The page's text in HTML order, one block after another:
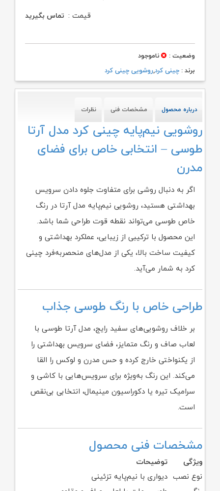
قیمت : تماس بگیرید
وضعیت :
ناموجود
برند : چینی کرد,روشویی چینی کرد
درباره محصول مشخصات فنی نظرات
روشویی نیم‌پایه چینی کرد مدل آرتا
طوسی – انتخابی خاص برای فضای
مدرن
اگر به دنبال روشی برای متفاوت جلوه دادن سرویس
بهداشتی هستید، روشویی نیم‌پایه مدل آرتا در رنگ
خاص طوسی می‌تواند نقطه قوت طراحی شما باشد.
این محصول با ترکیبی از زیبایی، عملکرد بهداشتی و
کیفیت ساخت بالا، یکی از مدل‌های منحصربه‌فرد چینی
کرد به شمار می‌آید.
طراحی خاص با رنگ طوسی جذاب
بر خلاف روشویی‌های سفید رایج، مدل آرتا طوسی با
لعاب صاف و رنگ متمایز، فضای سرویس بهداشتی را
از یکنواختی خارج کرده و حس مدرن و لوکس را القا
می‌کند. این رنگ به‌ویژه برای سرویس‌هایی با کاشی و
سرامیک تیره یا دکوراسیون مینیمال، انتخابی بی‌نقص
است.
مشخصات فنی محصول
ویژگی
توضیحات
نوع نصب دیواری با نیم‌پایه تزئینی